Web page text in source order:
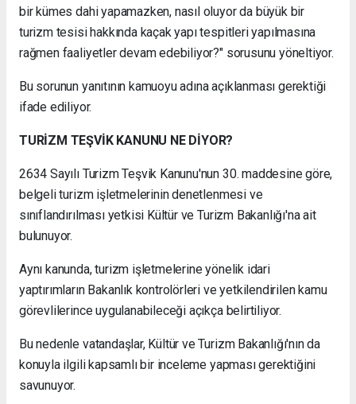
bir kümes dahi yapamazken, nasıl oluyor da büyük bir
turizm tesisi hakkında kaçak yapı tespitleri yapılmasına
rağmen faaliyetler devam edebiliyor?" sorusunu yöneltiyor.
Bu sorunun yanıtının kamuoyu adına açıklanması gerektiği
ifade ediliyor.
TURİZM TEŞVİK KANUNU NE DİYOR?
2634 Sayılı Turizm Teşvik Kanunu'nun 30. maddesine göre,
belgeli turizm işletmelerinin denetlenmesi ve
sınıflandırılması yetkisi Kültür ve Turizm Bakanlığı'na ait
bulunuyor.
Aynı kanunda, turizm işletmelerine yönelik idari
yaptırımların Bakanlık kontrolörleri ve yetkilendirilen kamu
görevlilerince uygulanabileceği açıkça belirtiliyor.
Bu nedenle vatandaşlar, Kültür ve Turizm Bakanlığı'nın da
konuyla ilgili kapsamlı bir inceleme yapması gerektiğini
savunuyor.